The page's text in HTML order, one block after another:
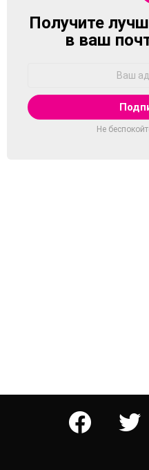
NEWSLETTER
Получите
в ваш
Не
facebook